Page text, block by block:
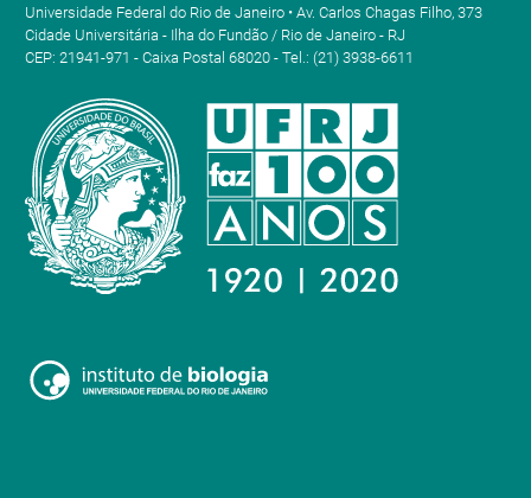
Universidade Federal do Rio de Janeiro • Av. Carlos Chagas Filho, 373
Cidade Universitária - Ilha do Fundão / Rio de Janeiro - RJ
CEP: 21941-971 - Caixa Postal 68020 - Tel.: (21) 3938-6611